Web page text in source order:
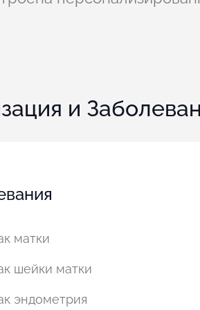
и
матки
шейки матки
эндометрия